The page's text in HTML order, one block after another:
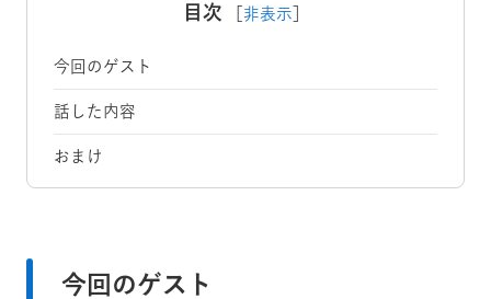
目次 非表示
今回のゲスト
話した内容
おまけ
今回のゲスト